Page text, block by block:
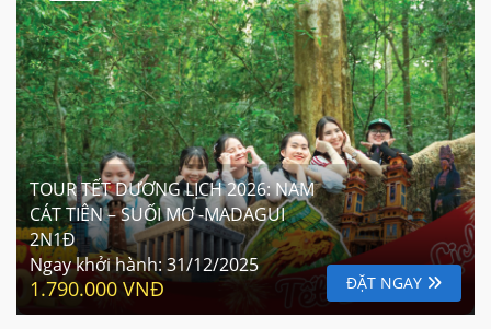
TOUR TẾT DƯƠNG LỊCH 2026: NAM
CÁT TIÊN – SUỐI MƠ -MADAGUI
2N1Đ
Ngay khởi hành: 31/12/2025
1.790.000 VNĐ ĐẶT NGAY